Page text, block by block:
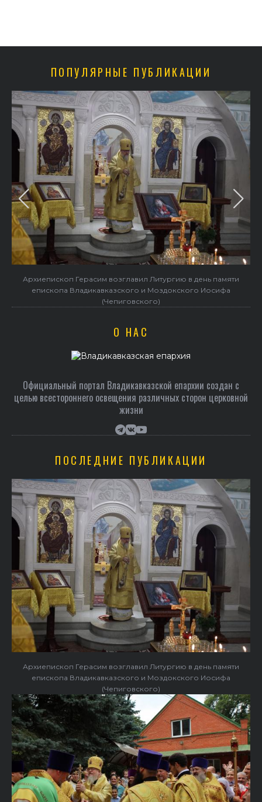
ПОПУЛЯРНЫЕ ПУБЛИКАЦИИ
Архиепископ Герасим возглавил Литургию в день памяти
епископа Владикавказского и Моздокского Иосифа
(Чепиговского)
О НАС
Официальный портал Владикавказской епархии создан c
целью всестороннего освещения различных сторон церковной
жизни
ПОСЛЕДНИЕ ПУБЛИКАЦИИ
Архиепископ Герасим возглавил Литургию в день памяти
епископа Владикавказского и Моздокского Иосифа
(Чепиговского)